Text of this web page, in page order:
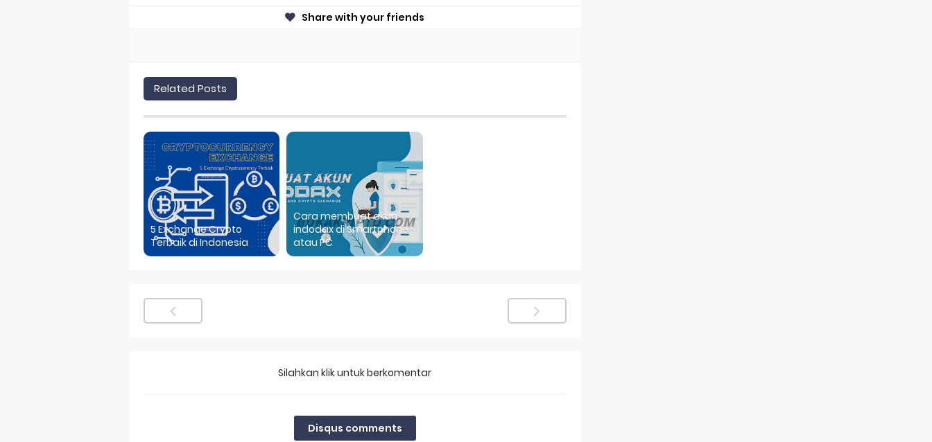
Share with your friends
Related Posts
5 Exchange Crypto
Terbaik di Indonesia
Cara membuat akun
indodax di Smartphone
atau PC
Silahkan klik untuk berkomentar
Disqus comments